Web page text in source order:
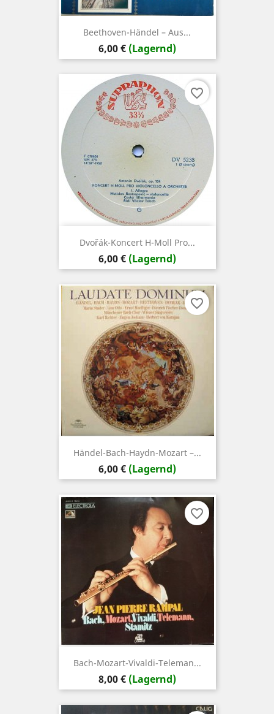
Beethoven-Händel ‎– Aus...
Preis
6,00 € (Lagernd)
Dvořák-Koncert H-Moll Pro...
Preis
6,00 € (Lagernd)
favorite_border
Händel-Bach-Haydn-Mozart ‎–...
Preis
6,00 € (Lagernd)
favorite_border
Bach-Mozart-Vivaldi-Teleman...
Preis
8,00 € (Lagernd)
favorite_border